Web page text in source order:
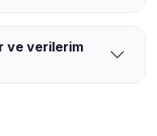
ve verilerim